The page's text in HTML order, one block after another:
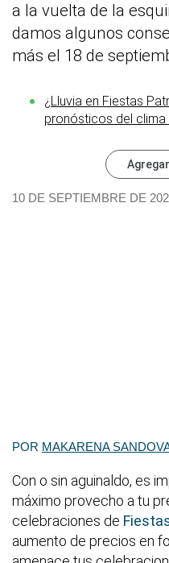
a la vuelta de la
damos algunos
más el 18 de
¿Lluvia en Fiestas
pronósticos del
10 DE SEPTIEMBRE DE
POR MAKARENA
Con o sin aguinaldo, es
máximo provecho a tu
celebraciones de
aumento de precios en